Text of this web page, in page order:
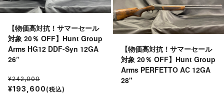
【物価高対抗！サマーセール
対象 20％ OFF】Hunt Group
Arms HG12 DDF-Syn 12GA
26”
¥242,000
¥193,600 (税込)
【物価高対抗！サマーセール
対象 20％ OFF】Hunt Group
Arms PERFETTO AC 12GA
28"